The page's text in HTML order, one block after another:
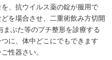
、抗ウイルス薬の錠が服用で
を場合させ、二重術飲み方切開
ぶた等のプチ整形を診療する
に、体中どこにでもできます
性器さい。